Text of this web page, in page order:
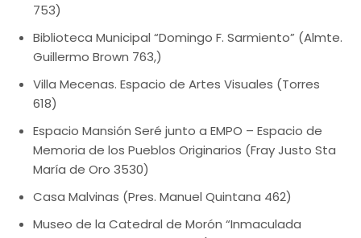
753)
Biblioteca Municipal “Domingo F. Sarmiento” (Almte.
Guillermo Brown 763,)
Villa Mecenas. Espacio de Artes Visuales (Torres
618)
Espacio Mansión Seré junto a EMPO – Espacio de
Memoria de los Pueblos Originarios (Fray Justo Sta
María de Oro 3530)
Casa Malvinas (Pres. Manuel Quintana 462)
Museo de la Catedral de Morón “Inmaculada